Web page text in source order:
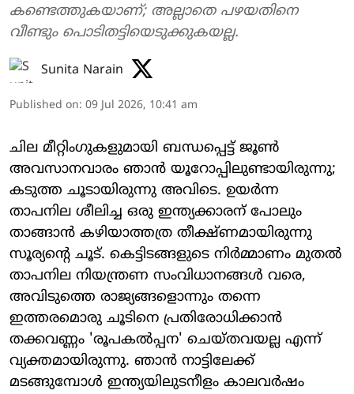
കണ്ടെത്തുകയാണ്; അല്ലാതെ പഴയതിനെ
വീണ്ടും പൊടിതട്ടിയെടുക്കുകയല്ല.
Sunita Narain
Published on: 09 Jul 2026, 10:41 am
ചില മീറ്റിംഗുകളുമായി ബന്ധപ്പെട്ട് ജൂൺ
അവസാനവാരം ഞാൻ യൂറോപ്പിലുണ്ടായിരുന്നു;
കടുത്ത ചൂടായിരുന്നു അവിടെ. ഉയർന്ന
താപനില ശീലിച്ച ഒരു ഇന്ത്യക്കാരന് പോലും
താങ്ങാൻ കഴിയാത്തത്ര തീക്ഷ്ണമായിരുന്നു
സൂര്യന്റെ ചൂട്. കെട്ടിടങ്ങളുടെ നിർമ്മാണം മുതൽ
താപനില നിയന്ത്രണ സംവിധാനങ്ങൾ വരെ,
അവിടുത്തെ രാജ്യങ്ങളൊന്നും തന്നെ
ഇത്തരമൊരു ചൂടിനെ പ്രതിരോധിക്കാൻ
തക്കവണ്ണം 'രൂപകൽപ്പന' ചെയ്തവയല്ല എന്ന്
വ്യക്തമായിരുന്നു. ഞാൻ നാട്ടിലേക്ക്
മടങ്ങുമ്പോൾ ഇന്ത്യയിലുടനീളം കാലവർഷം